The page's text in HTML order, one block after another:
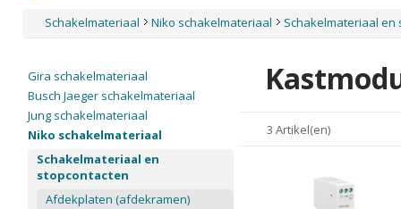
Schakelmateriaal Niko schakelmateriaal Schakelmateriaal
3 Artikel(en)
Gira schakelmateriaal
Busch Jaeger schakelmateriaal
Jung schakelmateriaal
Niko schakelmateriaal
Schakelmateriaal en
stopcontacten
Afdekplaten (afdekramen)